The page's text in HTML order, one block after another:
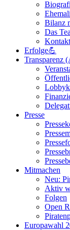
Bilanz
Das
Erfolge💪
Transparenz
Presse
Mitmachen
Neu:
Aktiv
Folgen
Open
Europawahl